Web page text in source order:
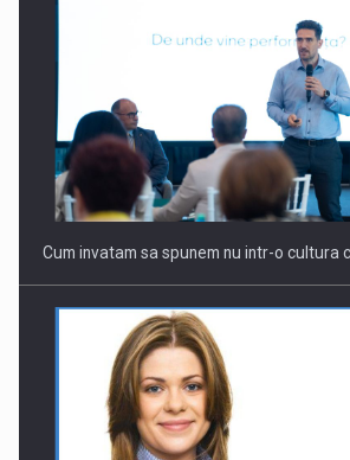
Webinar - Business Evolution-RETHINK
Investitii Digitalizare
Cum invatam sa spunem nu intr-o cultura